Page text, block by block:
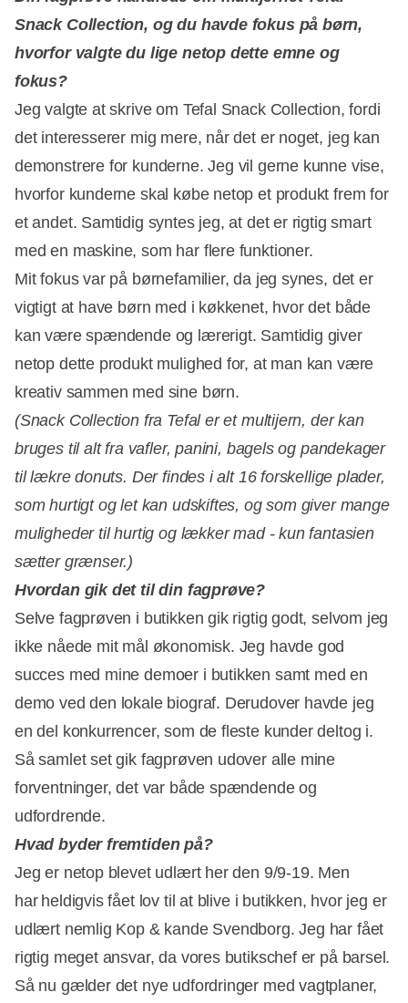
Snack Collection, og du havde fokus på børn,
hvorfor valgte du lige netop dette emne og
fokus?
Jeg valgte at skrive om Tefal Snack Collection, fordi
det interesserer mig mere, når det er noget, jeg kan
demonstrere for kunderne. Jeg vil gerne kunne vise,
hvorfor kunderne skal købe netop et produkt frem for
et andet. Samtidig syntes jeg, at det er rigtig smart
med en maskine, som har flere funktioner.
Mit fokus var på børnefamilier, da jeg synes, det er
vigtigt at have børn med i køkkenet, hvor det både
kan være spændende og lærerigt. Samtidig giver
netop dette produkt mulighed for, at man kan være
kreativ sammen med sine børn.
(Snack Collection fra Tefal er et multijern, der kan
bruges til alt fra vafler, panini, bagels og pandekager
til lækre donuts. Der findes i alt 16 forskellige plader,
som hurtigt og let kan udskiftes, og som giver mange
muligheder til hurtig og lækker mad - kun fantasien
sætter grænser.)
Hvordan gik det til din fagprøve?
Selve fagprøven i butikken gik rigtig godt, selvom jeg
ikke nåede mit mål økonomisk. Jeg havde god
succes med mine demoer i butikken samt med en
demo ved den lokale biograf. Derudover havde jeg
en del konkurrencer, som de fleste kunder deltog i.
Så samlet set gik fagprøven udover alle mine
forventninger, det var både spændende og
udfordrende.
Hvad byder fremtiden på?
Jeg er netop blevet udlært her den 9/9-19. Men
har heldigvis fået lov til at blive i butikken, hvor jeg er
udlært nemlig Kop & kande Svendborg. Jeg har fået
rigtig meget ansvar, da vores butikschef er på barsel.
Så nu gælder det nye udfordringer med vagtplaner,